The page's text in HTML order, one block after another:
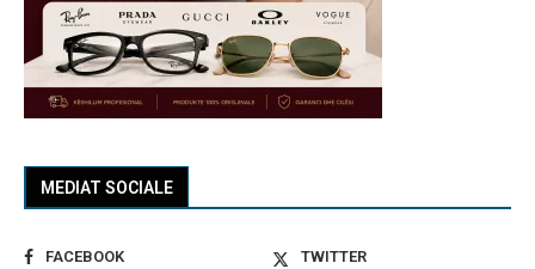
MEDIAT SOCIALE
FACEBOOK
TWITTER